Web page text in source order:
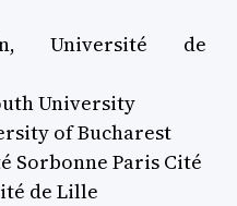
Université de
University
of Bucharest
Sorbonne Paris Cité
de Lille